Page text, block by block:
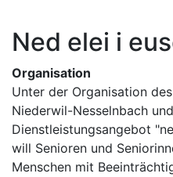
Ned elei i
Organisation
Unter der Organisation
Niederwil-Nesselnbach
Dienstleistungsan­gebot
will Senioren und
Menschen mit